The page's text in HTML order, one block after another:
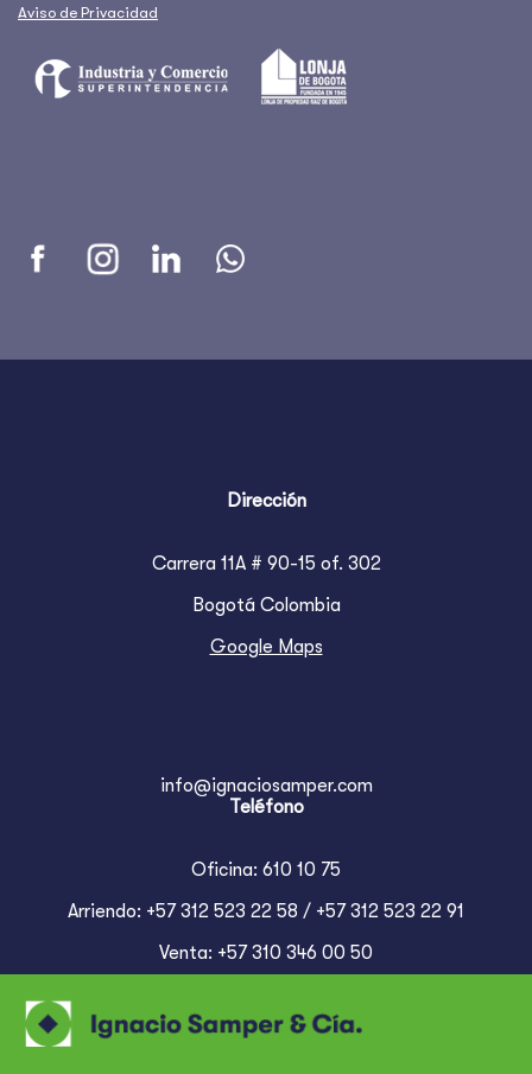
Aviso de Privacidad
Dirección
Carrera 11A # 90-15 of. 302
Bogotá Colombia
Google Maps
info@ignaciosamper.com
Teléfono
Oficina: 610 10 75
Arriendo: +57 312 523 22 58 / +57 312 523 22 91
Venta: +57 310 346 00 50